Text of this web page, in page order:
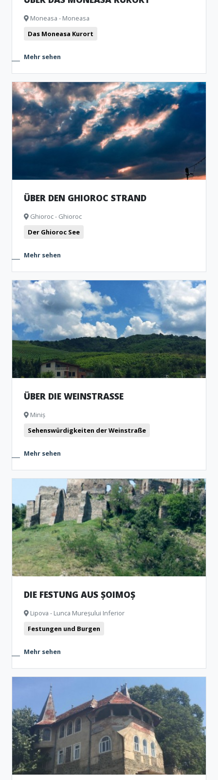
Moneasa - Moneasa
Das Moneasa Kurort
Mehr sehen
ÜBER DEN GHIOROC STRAND
Ghioroc - Ghioroc
Der Ghioroc See
Mehr sehen
ÜBER DIE WEINSTRASSE
Miniș
Sehenswürdigkeiten der Weinstraße
Mehr sehen
DIE FESTUNG AUS ȘOIMOȘ
Lipova - Lunca Mureșului Inferior
Festungen und Burgen
Mehr sehen